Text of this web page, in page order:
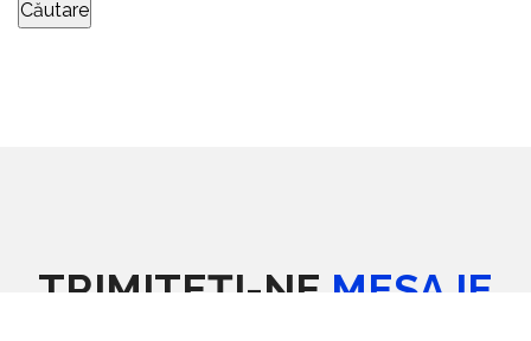
TRIMITEȚI-NE MESAJE